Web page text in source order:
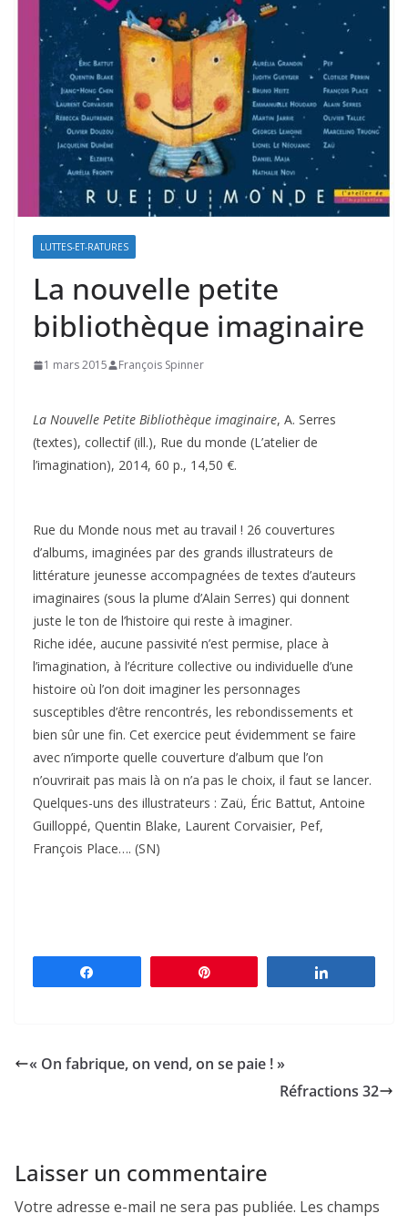
LUTTES-ET-RATURES
La nouvelle petite
bibliothèque imaginaire
1 mars 2015 François Spinner
La Nouvelle Petite Bibliothèque imaginaire, A. Serres
(textes), collectif (ill.), Rue du monde (L’atelier de
l’imagination), 2014, 60 p., 14,50 €.
Rue du Monde nous met au travail ! 26 couvertures
d’albums, imaginées par des grands illustrateurs de
littérature jeunesse accompagnées de textes d’auteurs
imaginaires (sous la plume d’Alain Serres) qui donnent
juste le ton de l’histoire qui reste à imaginer.
Riche idée, aucune passivité n’est permise, place à
l’imagination, à l’écriture collective ou individuelle d’une
histoire où l’on doit imaginer les personnages
susceptibles d’être rencontrés, les rebondissements et
bien sûr une fin. Cet exercice peut évidemment se faire
avec n’importe quelle couverture d’album que l’on
n’ouvrirait pas mais là on n’a pas le choix, il faut se lancer.
Quelques-uns des illustrateurs : Zaü, Éric Battut, Antoine
Guilloppé, Quentin Blake, Laurent Corvaisier, Pef,
François Place…. (SN)
« On fabrique, on vend, on se paie ! »
Réfractions 32
Laisser un commentaire
Votre adresse e-mail ne sera pas publiée. Les champs